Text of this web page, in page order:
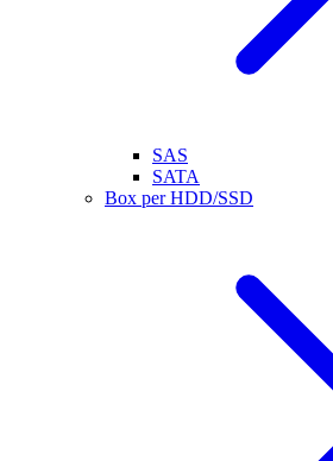
SAS
SATA
Box per HDD/SSD